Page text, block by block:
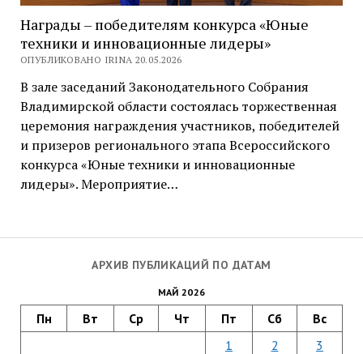
АРХИВ ПУБЛИКАЦИЙ ПО ДАТАМ
МАЙ 2026
Пн Вт Ср Чт Пт Сб Вс
1 2
3
Награды – победителям конкурса «Юные
техники и инновационные лидеры»
ОПУБЛИКОВАНО IRINA 20.05.2026
В зале заседаний Законодательного Собрания
Владимирской области состоялась торжественная
церемония награждения участников, победителей
и призеров регионального этапа Всероссийского
конкурса «Юные техники и инновационные
лидеры». Мероприятие…